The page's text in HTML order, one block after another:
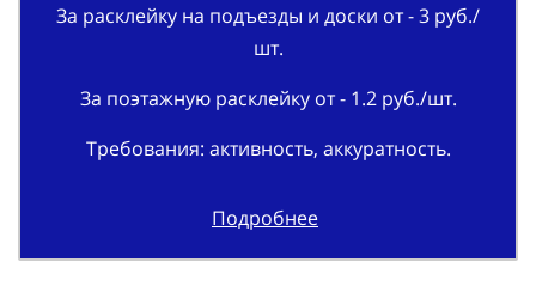
За расклейку на подъезды и доски от - 3 руб./
шт.
За поэтажную расклейку от - 1.2 руб./шт.
Требования: активность, аккуратность.
Подробнее